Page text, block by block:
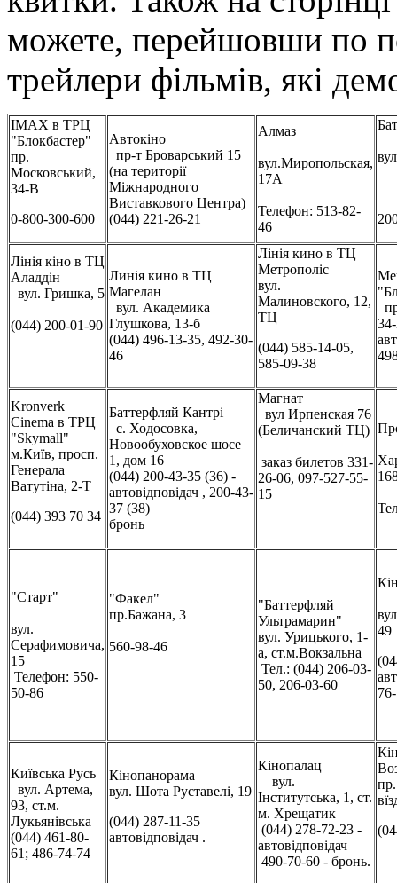
можете, перейшовши по
трейлери фільмів, які
IMAX в ТРЦ
"Блокбастер"
пр.
Московський,
34-В
0-800-300-600
Автокіно
пр-т Броварський 15
(на території
Міжнародного
Виставкового Центра)
(044) 221-26-21
Алмаз
вул.Миропольская,
17А
Телефон: 513-82-
46
Лінія кіно в ТЦ
Аладдін
вул. Гришка, 5
(044) 200-01-90
Линія кино в ТЦ
Магелан
вул. Академика
Глушкова, 13-б
(044) 496-13-35, 492-30-
46
Лінія кино в ТЦ
Метрополіс
вул.
Малиновского, 12,
ТЦ
(044) 585-14-05,
585-09-38
Kronverk
Cinema в ТРЦ
"Skymall"
м.Київ, просп.
Генерала
Ватутіна, 2-Т
(044) 393 70 34
Баттерфляй Кантрі
с. Ходосовка,
Новообуховское шосе
1, дом 16
(044) 200-43-35 (36) -
автовідповідач , 200-43-
37 (38)
бронь
Магнат
вул Ирпенская 76
(Беличанский ТЦ)
заказ билетов 331-
26-06, 097-527-55-
15
"Старт"
вул.
Серафимовича,
15
Телефон: 550-
50-86
"Факел"
пр.Бажана, 3
560-98-46
"Баттерфляй
Ультрамарин"
вул. Урицького, 1-
а, ст.м.Вокзальна
Тел.: (044) 206-03-
50, 206-03-60
49
Київська Русь
вул. Артема,
93, ст.м.
Лукьянівська
(044) 461-80-
61; 486-74-74
Кінопанорама
вул. Шота Руставелі, 19
(044) 287-11-35
автовідповідач .
Кінопалац
вул.
Інститутська, 1, ст.
м. Хрещатик
(044) 278-72-23 -
автовідповідач
490-70-60 - бронь.